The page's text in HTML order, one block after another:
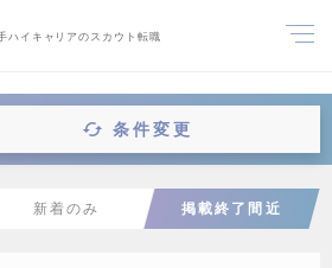
ハイキャリアのスカウト転職
条件変更
新着のみ 掲載終了間近